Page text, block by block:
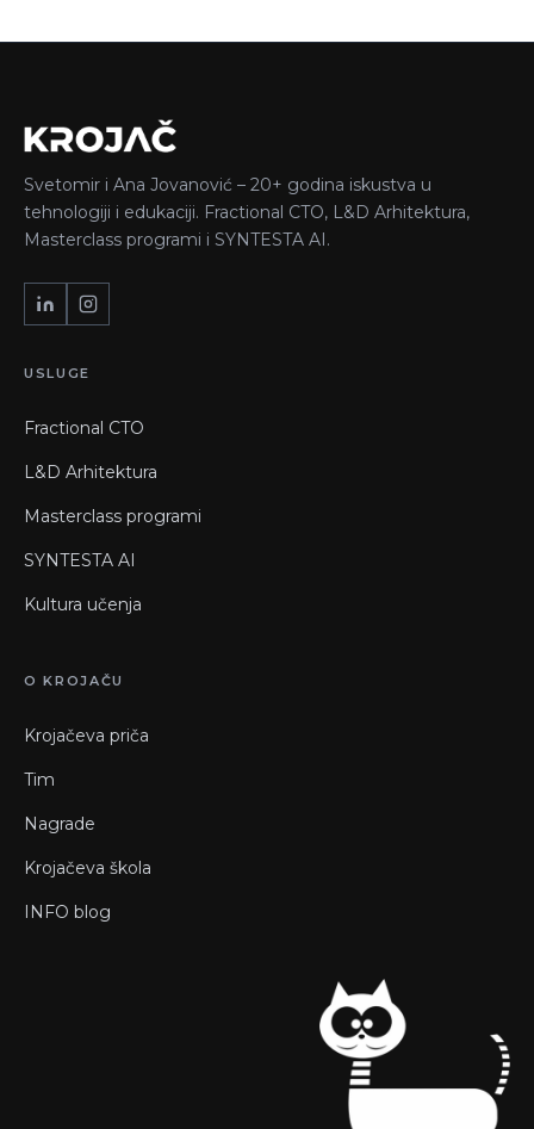
Svetomir i Ana Jovanović – 20+ godina iskustva u
tehnologiji i edukaciji. Fractional CTO, L&D Arhitektura,
Masterclass programi i SYNTESTA AI.
USLUGE
Fractional CTO
L&D Arhitektura
Masterclass programi
SYNTESTA AI
Kultura učenja
O KROJAČU
Krojačeva priča
Tim
Nagrade
Krojačeva škola
INFO blog